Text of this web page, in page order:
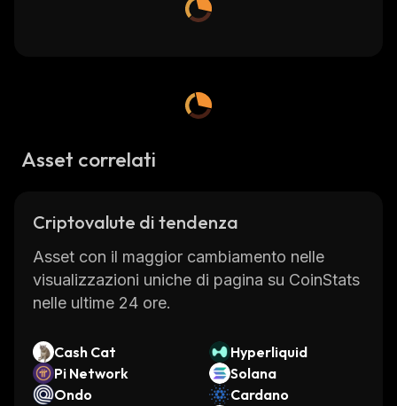
Asset correlati
Criptovalute di tendenza
Asset con il maggior cambiamento nelle
visualizzazioni uniche di pagina su CoinStats
nelle ultime 24 ore.
Cash Cat
Hyperliquid
Pi Network
Solana
Ondo
Cardano